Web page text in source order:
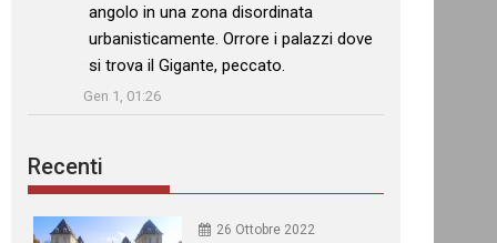
angolo in una zona disordinata
urbanisticamente. Orrore i palazzi dove
si trova il Gigante, peccato.
Gen 1, 01:26
Recenti
26 Ottobre 2022